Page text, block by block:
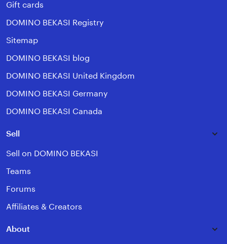
Gift cards
DOMINO BEKASI Registry
Sitemap
DOMINO BEKASI blog
DOMINO BEKASI United Kingdom
DOMINO BEKASI Germany
DOMINO BEKASI Canada
Sell
Sell on DOMINO BEKASI
Teams
Forums
Affiliates & Creators
About